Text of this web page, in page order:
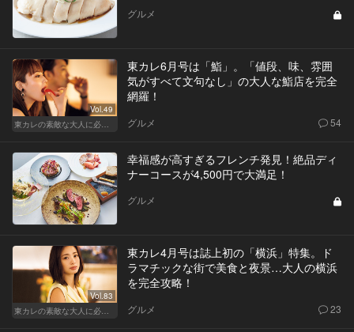
グルメ
Vol.49
東カレの素敵な大人に必要なこと
東カレ6月号は「鮨」。「値段、味、雰囲
気がすべて文句なし」の大人な鮨店を完全
網羅！
グルメ 54
幸福感が高すぎるフレンチ発見！絶品ディ
ナーコースが4,500円で大満足！
グルメ
Vol.83
東カレの素敵な大人に必要なこと
東カレ4月号は誌上初の「横浜」特集。ド
ラマチックな街で美食と夜景…大人の横浜
を完全攻略！
グルメ 23